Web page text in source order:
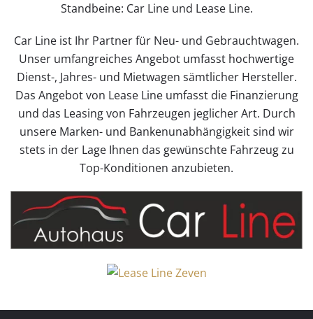
Standbeine: Car Line und Lease Line.
Car Line ist Ihr Partner für Neu- und Gebrauchtwagen.
Unser umfangreiches Angebot umfasst hochwertige
Dienst-, Jahres- und Mietwagen sämtlicher Hersteller.
Das Angebot von Lease Line umfasst die Finanzierung
und das Leasing von Fahrzeugen jeglicher Art. Durch
unsere Marken- und Bankenunabhängigkeit sind wir
stets in der Lage Ihnen das gewünschte Fahrzeug zu
Top-Konditionen anzubieten.